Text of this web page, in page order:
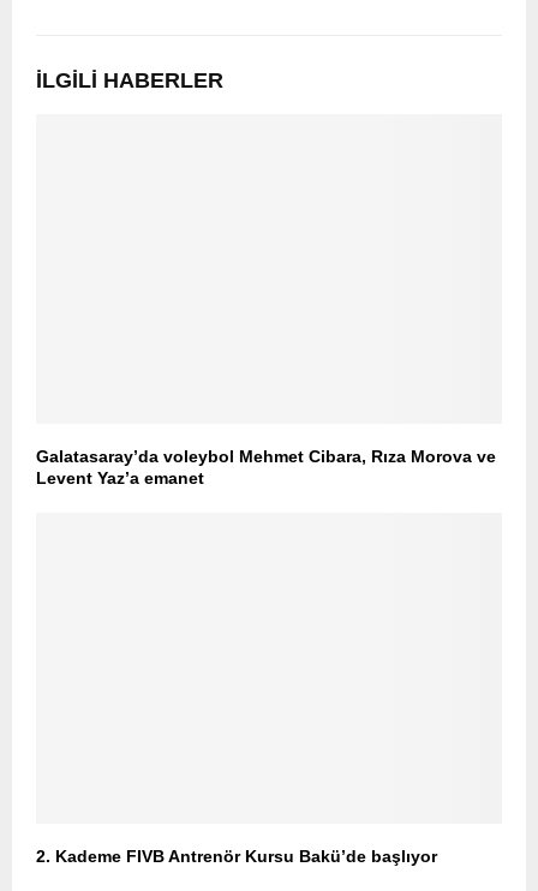
İLGILI HABERLER
Galatasaray’da voleybol Mehmet Cibara, Rıza Morova ve
Levent Yaz’a emanet
2. Kademe FIVB Antrenör Kursu Bakü’de başlıyor